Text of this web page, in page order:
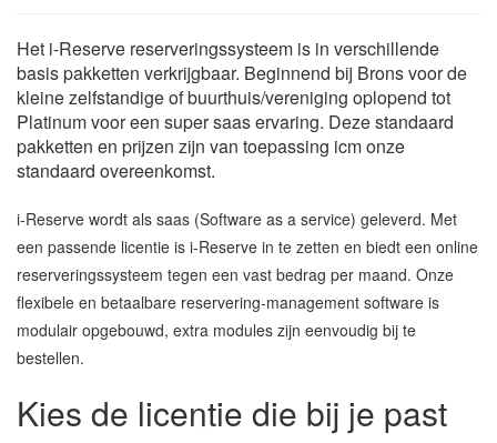
Het i-Reserve reserveringssysteem is in verschillende
basis pakketten verkrijgbaar. Beginnend bij Brons voor de
kleine zelfstandige of buurthuis/vereniging oplopend tot
Platinum voor een super saas ervaring. Deze standaard
pakketten en prijzen zijn van toepassing icm onze
standaard overeenkomst.
i-Reserve wordt als saas (Software as a service) geleverd. Met
een passende licentie is i-Reserve in te zetten en biedt een online
reserveringssysteem tegen een vast bedrag per maand. Onze
flexibele en betaalbare reservering-management software is
modulair opgebouwd, extra modules zijn eenvoudig bij te
bestellen.
Kies de licentie die bij je past